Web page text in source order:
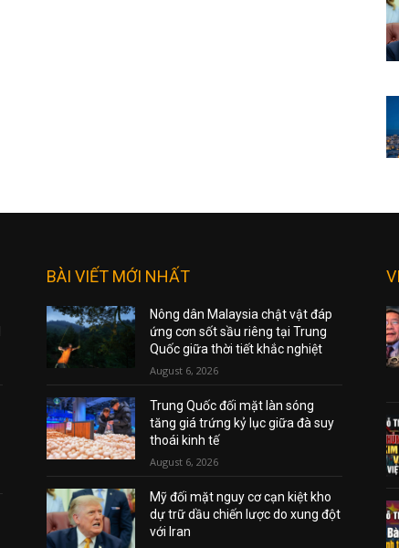
BÀI VIẾT MỚI NHẤT
Nông dân Malaysia chật vật đáp
ứng cơn sốt sầu riêng tại Trung
Quốc giữa thời tiết khắc nghiệt
August 6, 2026
Trung Quốc đối mặt làn sóng
tăng giá trứng kỷ lục giữa đà suy
thoái kinh tế
August 6, 2026
Mỹ đối mặt nguy cơ cạn kiệt kho
dự trữ dầu chiến lược do xung đột
với Iran